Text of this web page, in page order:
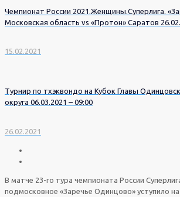
Чемпионат России 2021.Женщины.Суперлига.
Московская область vs «Протон» Саратов
15.02.2021
Турнир по тхэквондо на Кубок Главы
округа 06.03.2021 – 09:00
26.02.2021
В матче 23-го тура чемпионата России
подмосковное «Заречье Одинцово» уступило